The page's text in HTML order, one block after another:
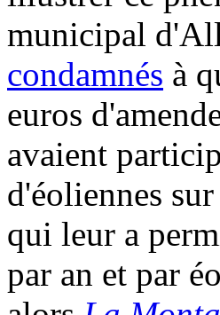
municipal
condamnés à
euros
avaient
d'éoliennes
qui leur a
par an et par